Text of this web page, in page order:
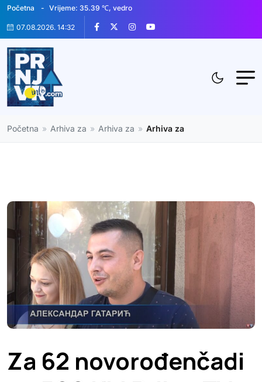
Početna Vrijeme: 35.39 ℃, vedro
07.08.2026. 14:32
Početna » Arhiva za » Arhiva za » Arhiva za
Za 62 novorođenčadi